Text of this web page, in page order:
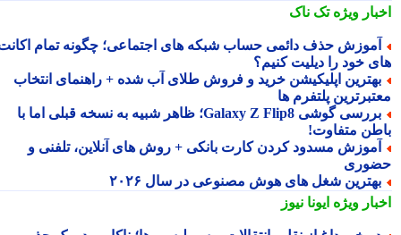
ویژهتک ناک
حذف دائمی حساب شبکه های اجتماعی؛ چگونه تمام اکانت
خود را دیلیت کنیم؟
اپلیکیشن خرید و فروش طلای آب شده + راهنمای انتخاب
پلتفرم ها
بررسی گوشی Galaxy Z Flip8؛ ظاهر شبیه به نسخه قبلی اما با
متفاوت!
مسدود کردن کارت بانکی + روش های آنلاین، تلفنی و
شغل های هوش مصنوعی در سال ۲۰۲۶
ویژهایونا نیوز